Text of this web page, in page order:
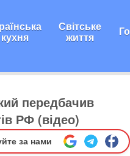
кухня
Світське
життя
передбачив
РФ (відео)
за нами